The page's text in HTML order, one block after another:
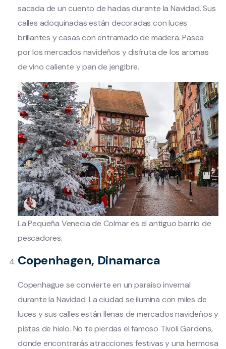
sacada de un cuento de hadas durante la Navidad. Sus
calles adoquinadas están decoradas con luces
brillantes y casas con entramado de madera. Pasea
por los mercados navideños y disfruta de los aromas
de vino caliente y pan de jengibre.
La Pequeña Venecia de Colmar es el antiguo barrio de
pescadores.
Copenhagen, Dinamarca
Copenhague se convierte en un paraíso invernal
durante la Navidad. La ciudad se ilumina con miles de
luces y sus calles están llenas de mercados navideños y
pistas de hielo. No te pierdas el famoso Tivoli Gardens,
donde encontrarás atracciones festivas y una hermosa